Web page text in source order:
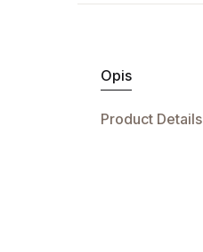
Opis
Product Details